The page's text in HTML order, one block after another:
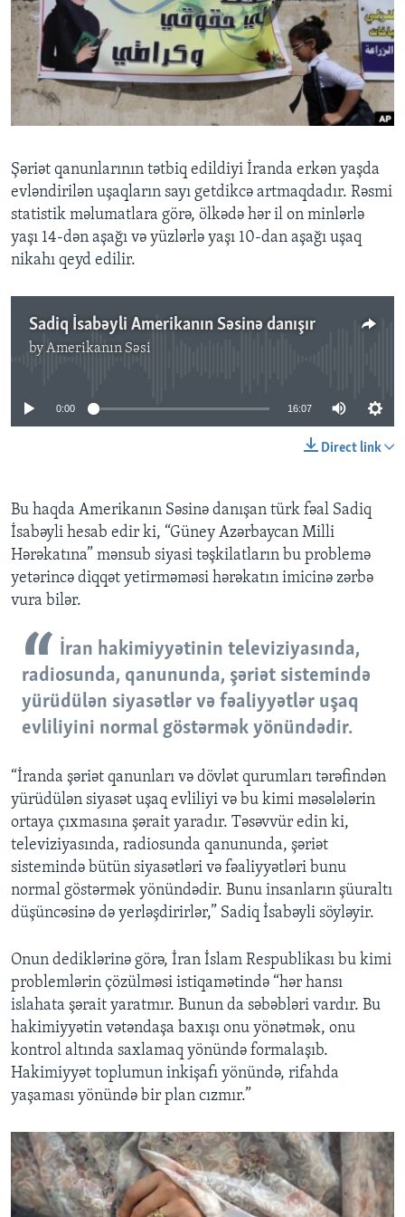
BIZI IZLƏYIN
Şəriət qanunlarının tətbiq edildiyi İranda erkən yaşda
evləndirilən uşaqların sayı getdikcə artmaqdadır. Rəsmi
statistik məlumatlara görə, ölkədə hər il on minlərlə
yaşı 14-dən aşağı və yüzlərlə yaşı 10-dan aşağı uşaq
nikahı qeyd edilir.
Sadiq İsabəyli Amerikanın Səsinə danışır
byAmerikanın Səsi
0:00 16:07
Direct link
Bu haqda Amerikanın Səsinə danışan türk fəal Sadiq
İsabəyli hesab edir ki, “Güney Azərbaycan Milli
Hərəkatına” mənsub siyasi təşkilatların bu problemə
yetərincə diqqət yetirməməsi hərəkatın imicinə zərbə
vura bilər.
İran hakimiyyətinin televiziyasında,
radiosunda, qanununda, şəriət sistemində
yürüdülən siyasətlər və fəaliyyətlər uşaq
evliliyini normal göstərmək yönündədir.
“İranda şəriət qanunları və dövlət qurumları tərəfindən
yürüdülən siyasət uşaq evliliyi və bu kimi məsələlərin
ortaya çıxmasına şərait yaradır. Təsəvvür edin ki,
televiziyasında, radiosunda qanununda, şəriət
sistemində bütün siyasətləri və fəaliyyətləri bunu
normal göstərmək yönündədir. Bunu insanların şüuraltı
düşüncəsinə də yerləşdirirlər,” Sadiq İsabəyli söyləyir.
Onun dediklərinə görə, İran İslam Respublikası bu kimi
problemlərin çözülməsi istiqamətində “hər hansı
islahata şərait yaratmır. Bunun da səbəbləri vardır. Bu
hakimiyyətin vətəndaşa baxışı onu yönətmək, onu
kontrol altında saxlamaq yönündə formalaşıb.
Hakimiyyət toplumun inkişafı yönündə, rifahda
yaşaması yönündə bir plan cızmır.”